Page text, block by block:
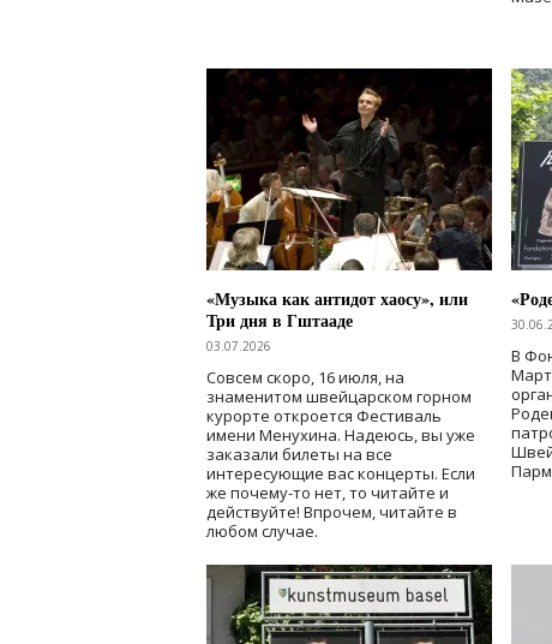
«Музыка как антидот хаосу», или
Три дня в Гштааде
03.07.2026
Совсем скоро, 16 июля, на
знаменитом швейцарском горном
курорте откроется Фестиваль
имени Менухина. Надеюсь, вы уже
заказали билеты на все
интересующие вас концерты. Если
же почему-то нет, то читайте и
действуйте! Впрочем, читайте в
любом случае.
В